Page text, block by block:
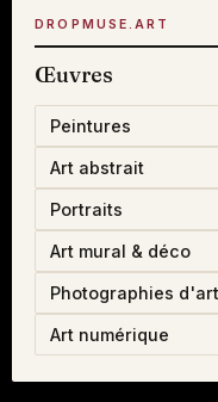
DROPMUSE.ART
Œuvres
Peintures
Art abstrait
Portraits
Art mural & déco
Photographies d'art
Art numérique